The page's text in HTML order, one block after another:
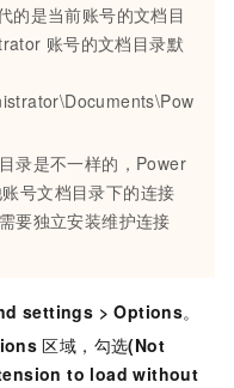
的是当前账号的文档目
账号的文档目录默
录是不一样的，Power
号文档目录下的连接
要独立安装维护连接
settings >Options。
区域，勾选(Not
to load without